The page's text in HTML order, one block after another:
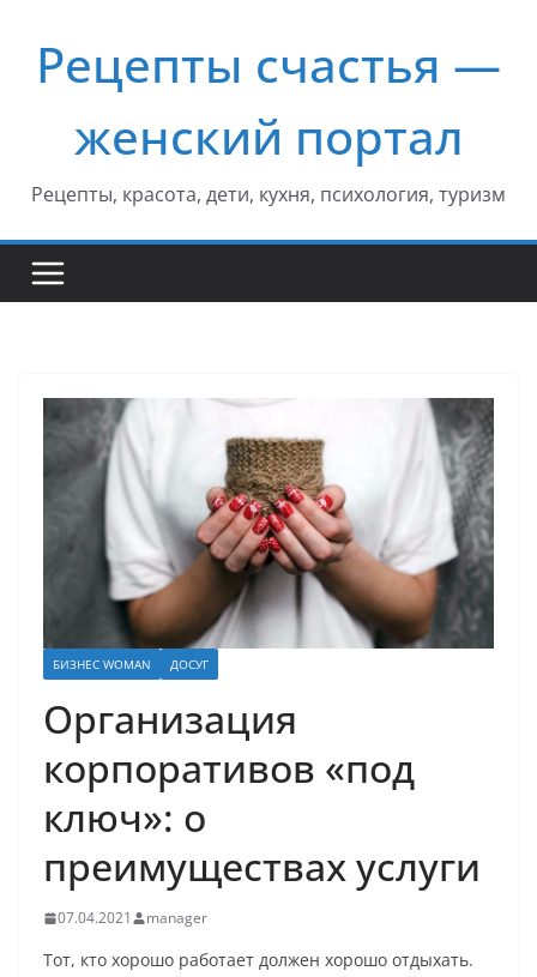
содержимому
Рецепты счастья —
женский портал
Рецепты, красота, дети, кухня, психология, туризм
БИЗНЕС WOMAN ДОСУГ
Организация
корпоративов «под
ключ»: о
преимуществах услуги
07.04.2021 manager
Тот, кто хорошо работает должен хорошо отдыхать.